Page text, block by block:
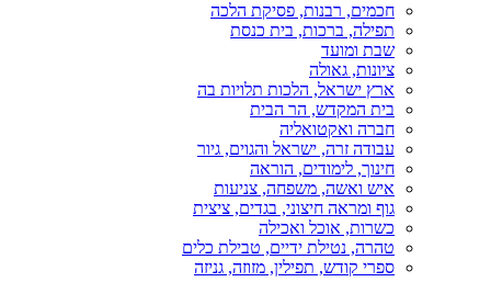
חכמים, רבנות, פסיקת הלכה
תפילה, ברכות, בית כנסת
שבת ומועד
ציונות, גאולה
ארץ ישראל, הלכות תלויות בה
בית המקדש, הר הבית
חברה ואקטואליה
עבודה זרה, ישראל והגוים, גיור
חינוך, לימודים, הוראה
איש ואשה, משפחה, צניעות
גוף ומראה חיצוני, בגדים, ציצית
כשרות, אוכל ואכילה
טהרה, נטילת ידיים, טבילת כלים
ספרי קודש, תפילין, מזוזה, גניזה